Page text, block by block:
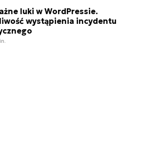
luki w WordPressie.
wystąpienia incydentu